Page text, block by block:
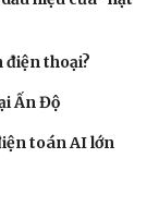
thoại?
Ấn Độ
toán AI lớn